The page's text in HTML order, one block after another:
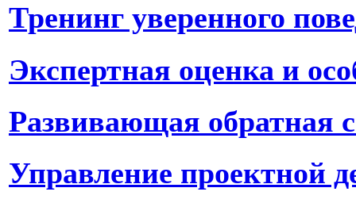
Тренинг уверенного
Экспертная оценка и
Развивающая обратная
Управление проектной